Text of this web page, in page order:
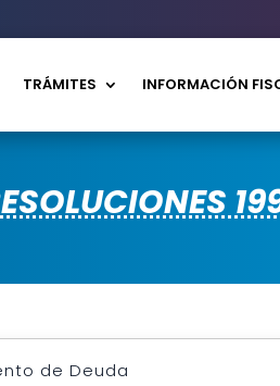
TRÁMITES INFORMACIÓN
de Deuda